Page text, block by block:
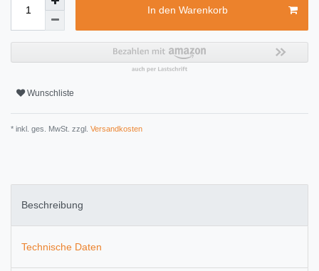
In den Warenkorb
Wunschliste
* inkl. ges. MwSt. zzgl. Versandkosten
Beschreibung
Technische Daten